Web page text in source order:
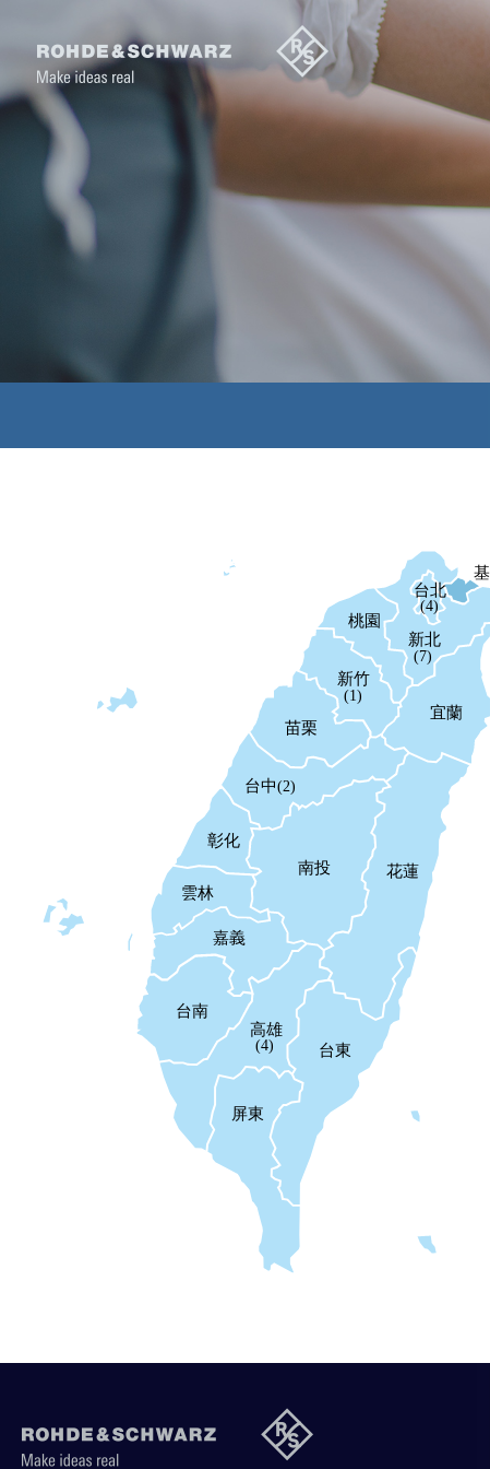
台北
(4)
新北
(7)
宜蘭
新竹
(1)
桃園
苗栗
台中(2)
彰化
南投
嘉義
雲林
台南
高雄
(4)
屏東
台東
花蓮